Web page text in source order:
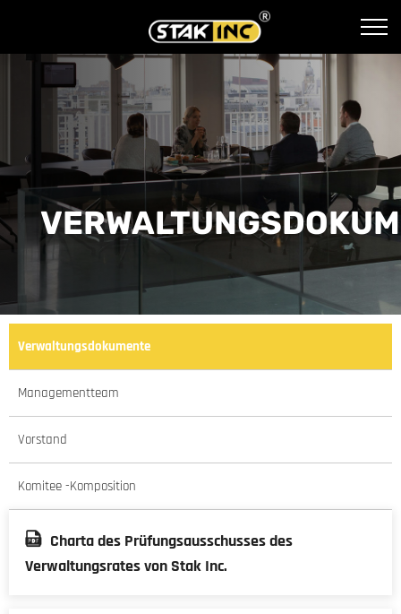
Verwaltungsdokumente
Managementteam
Vorstand
Komitee -Komposition
Charta des Prüfungsausschusses des
Verwaltungsrates von Stak Inc.